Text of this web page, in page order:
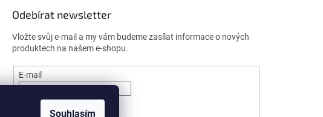
Souhlasím
Odebírat newsletter
Vložte svůj e-mail a my vám budeme zasílat informace o nových
produktech na našem e-shopu.
E-mail